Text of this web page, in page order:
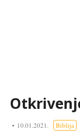
10.01.2021. Biblija